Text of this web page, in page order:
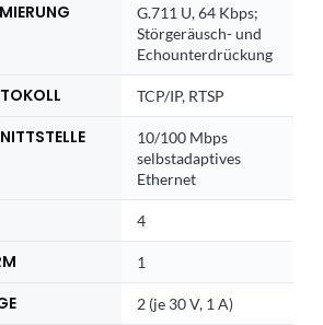
G.711 U, 64 Kbps;
Störgeräusch- und
Echounterdrückung
TCP/IP, RTSP
10/100 Mbps
selbstadaptives
Ethernet
4
1
2 (je 30 V, 1 A)